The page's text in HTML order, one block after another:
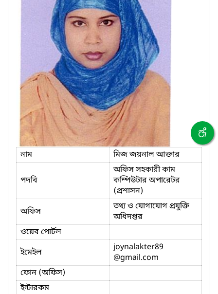
নাম মিজ জয়নাল আক্তার
পদবি
অফিস সহকারী কাম
কম্পিউটার অপারেটর
(প্রশাসন)
অফিস
তথ্য ও যোগাযোগ প্রযুক্তি
অধিদপ্তর
ওয়েব পোর্টল
ইমেইল
joynalakter89
@gmail.com
ফোন (অফিস)
ইন্টারকম